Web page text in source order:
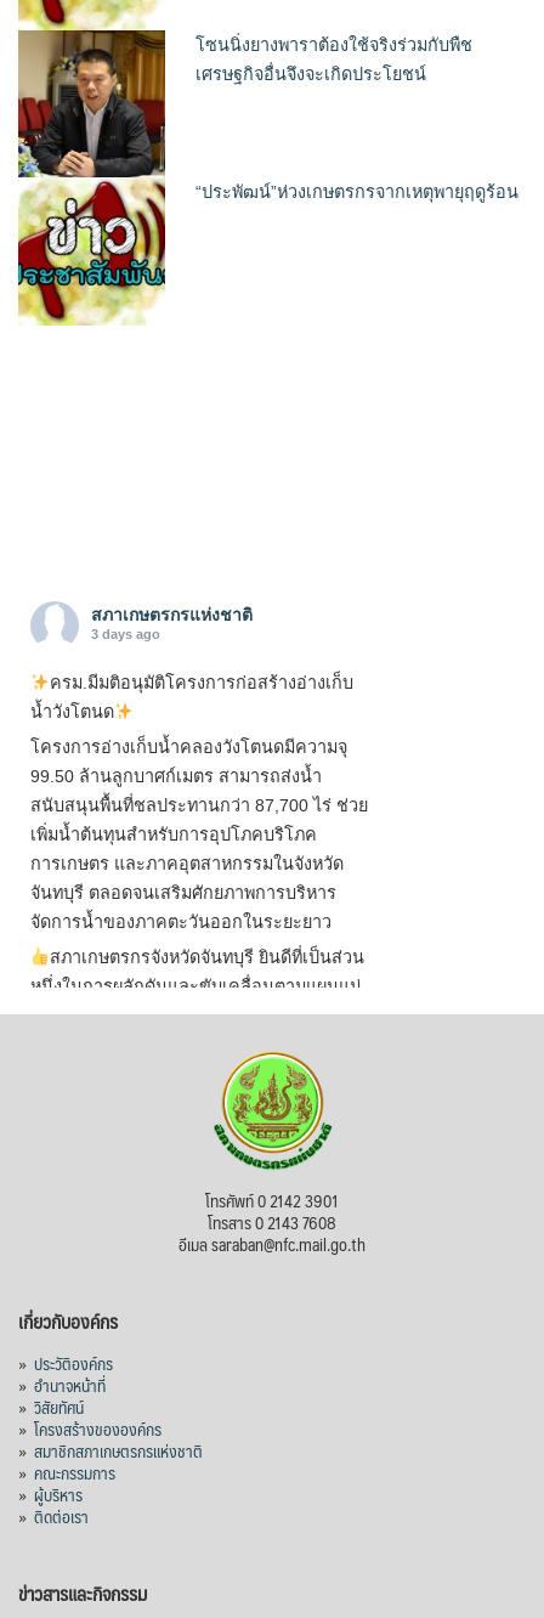
โซนนิ่งยางพาราต้องใช้จริงร่วมกับพืช
เศรษฐกิจอื่นจึงจะเกิดประโยชน์
“ประพัฒน์”ห่วงเกษตรกรจากเหตุพายุฤดูร้อน
สภาเกษตรกรแห่งชาติ
3 days ago
ครม.มีมติอนุมัติโครงการก่อสร้างอ่างเก็บ
น้ำวังโตนด
โครงการอ่างเก็บน้ำคลองวังโตนดมีความจุ
99.50 ล้านลูกบาศก์เมตร สามารถส่งน้ำ
สนับสนุนพื้นที่ชลประทานกว่า 87,700 ไร่ ช่วย
เพิ่มน้ำต้นทุนสำหรับการอุปโภคบริโภค
การเกษตร และภาคอุตสาหกรรมในจังหวัด
จันทบุรี ตลอดจนเสริมศักยภาพการบริหาร
จัดการน้ำของภาคตะวันออกในระยะยาว
สภาเกษตรกรจังหวัดจันทบุรี ยินดีที่เป็นส่วน
หนึ่งในการผลักดันและขับเคลื่อนตามแผนแม่
บทเพื่อพั ...See More
ไม่สามารถดูเนื้อหานี้ได้ในขณะนี้
สภาเกษตรกรแห่งชาติ
กรมการค้าต่างประเทศ กระทรวงพาณิชย์ เปิด
ไทยในช่วง 6 เดือนของปี 2569 (ม.ค.-มิ.ย.) มี
1,205 ล้านดอลลาร์สหรัฐ (ประมาณ
38,003.15 ล้านบาท) ลดลง 27.69%
ปรับตัวลดลงตามสภาวะเศรษฐกิจและการค้า
โลก โดยตลาดส่งออกสำคัญ จีน ส่งออกได้
1.52 ล้านตัน ลด 61.71%
โทรศัพท์ 0 2142 3901
โทรสาร 0 2143 7608
อีเมล saraban@nfc.mail.go.th
เกี่ยวกับองค์กร
» ประวัติองค์กร
» อำนาจหน้าที่
» วิสัยทัศน์
» โครงสร้างขององค์กร
» สมาชิกสภาเกษตรกรแห่งชาติ
» คณะกรรมการ
» ผู้บริหาร
» ติดต่อเรา
ข่าวสารและกิจกรรม